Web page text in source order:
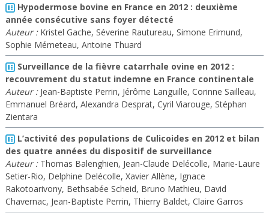
Hypodermose bovine en France en 2012 : deuxième
année consécutive sans foyer détecté
Auteur :Kristel Gache, Séverine Rautureau, Simone Erimund,
Sophie Mémeteau, Antoine Thuard
Surveillance de la fièvre catarrhale ovine en 2012 :
recouvrement du statut indemne en France continentale
Auteur :Jean-Baptiste Perrin, Jérôme Languille, Corinne Sailleau,
Emmanuel Bréard, Alexandra Desprat, Cyril Viarouge, Stéphan
Zientara
L’activité des populations de Culicoides en 2012 et bilan
des quatre années du dispositif de surveillance
Auteur :Thomas Balenghien, Jean-Claude Delécolle, Marie-Laure
Setier-Rio, Delphine Delécolle, Xavier Allène, Ignace
Rakotoarivony, Bethsabée Scheid, Bruno Mathieu, David
Chavernac, Jean-Baptiste Perrin, Thierry Baldet, Claire Garros